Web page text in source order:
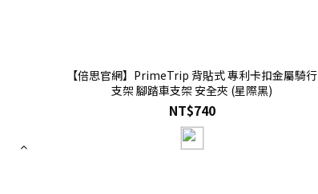
【倍思官網】PrimeTrip 背貼式 專利卡扣金屬騎行
支架 腳踏車支架 安全夾 (星際黑)
NT$740